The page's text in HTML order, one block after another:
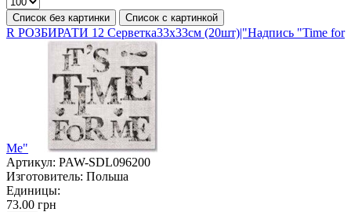
Список без картинки Список с картинкой
R РОЗБИРАТИ 12 Серветка33х33см (20шт)|"Надпись "Time for
Me"
Артикул: PAW-SDL096200
Изготовитель: Польша
Единицы:
73.00 грн